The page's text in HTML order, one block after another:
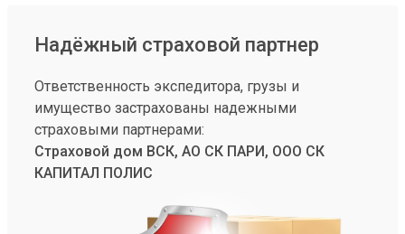
Надёжный страховой партнер
Ответственность экспедитора, грузы и
имущество застрахованы надежными
страховыми партнерами:
Страховой дом ВСК, АО СК ПАРИ, ООО СК
КАПИТАЛ ПОЛИС